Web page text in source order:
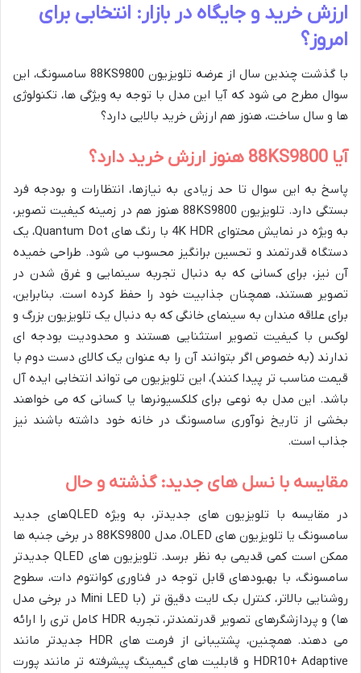
ارزش خرید و جایگاه در بازار: انتخابی برای
امروز؟
با گذشت چندین سال از عرضه تلویزیون 88KS9800 سامسونگ، این
سوال مطرح می شود که آیا این مدل با توجه به ویژگی ها، تکنولوژی
ها و سال ساخت، هنوز هم ارزش خرید بالایی دارد؟
آیا 88KS9800 هنوز ارزش خرید دارد؟
پاسخ به این سوال تا حد زیادی به نیازها، انتظارات و بودجه فرد
بستگی دارد. تلویزیون 88KS9800 هنوز هم در زمینه کیفیت تصویر،
به ویژه در نمایش محتوای 4K HDR با رنگ های Quantum Dot، یک
دستگاه قدرتمند و تحسین برانگیز محسوب می شود. طراحی خمیده
آن نیز، برای کسانی که به دنبال تجربه سینمایی و غرق شدن در
تصویر هستند، همچنان جذابیت خود را حفظ کرده است. بنابراین،
برای علاقه مندان به سینمای خانگی که به دنبال یک تلویزیون بزرگ و
لوکس با کیفیت تصویر استثنایی هستند و محدودیت بودجه ای
ندارند (به خصوص اگر بتوانند آن را به عنوان یک کالای دست دوم با
قیمت مناسب تر پیدا کنند)، این تلویزیون می تواند انتخابی ایده آل
باشد. این مدل به نوعی برای کلکسیونرها یا کسانی که می خواهند
بخشی از تاریخ نوآوری سامسونگ در خانه خود داشته باشند نیز
جذاب است.
مقایسه با نسل های جدید: گذشته و حال
در مقایسه با تلویزیون های جدیدتر، به ویژه QLEDهای جدید
سامسونگ یا تلویزیون های OLED، مدل 88KS9800 در برخی جنبه ها
ممکن است کمی قدیمی به نظر برسد. تلویزیون های QLED جدیدتر
سامسونگ، با بهبودهای قابل توجه در فناوری کوانتوم دات، سطوح
روشنایی بالاتر، کنترل بک لایت دقیق تر (با Mini LED در برخی مدل
ها) و پردازشگرهای تصویر قدرتمندتر، تجربه HDR کامل تری را ارائه
می دهند. همچنین، پشتیبانی از فرمت های HDR جدیدتر مانند
HDR10+ Adaptive و قابلیت های گیمینگ پیشرفته تر مانند پورت